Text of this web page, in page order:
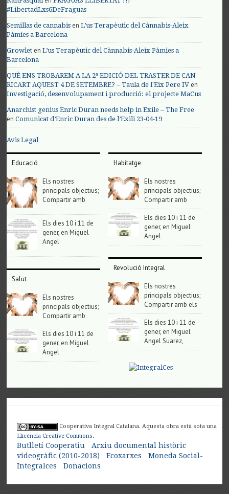
#LibertadLxs6DeFraguas
Semillas de cannabis enL’us Terapèutic del Cànnabis-Aleix
Pàmies a Barcelona
Growlet enL’us Terapèutic del Cànnabis-Aleix Pàmies a
Barcelona
QUÈ ENS TROBAREM A LA 2ª EDICIÓ DEL TRASTER DE CAN
RICART AQUEST 4 DE SETEMBRE? – Taula de l'Eix Pere IV en
Investigació, desenvolupament i producció: el projecte MaCus
Anarchist genius Enric Duran needs help in Exile – The Free
enComunicat d’Enric Duran des de l’Exili 23-04-19
Avis Legal
Educació
Els nostres
principals objectius;
Compartir amb
Els dies 10 i 11 de
gener, en Miguel
Angel
Salut
Els nostres
principals objectius;
Compartir amb
Els dies 10 i 11 de
gener, en Miguel
Angel
Habitatge
Els nostres
principals objectius;
Compartir amb
Els dies 10 i 11 de
gener, en Miguel
Angel
Revolució Integral
Els nostres
principals objectius;
Compartir amb els
Els dies 10 i 11 de
gener, en Miguel
Angel Suarez,
Cooperativa Integral Catalana. Aquesta obra està sota una
Llicència Creative Commons.
Butlletí Cooperatiu
Arxiu documental històric
videogràfic (2010-2018)
Ecoxarxes
Moneda Social-
Integralces
Donacions